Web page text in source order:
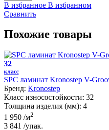
В избранное В избранном
Сравнить
Похожие товары
32
класс
SPC ламинат Kronostep V-
Бренд: Kronostep
Класс износостойкости: 32
Толщина изделия (мм): 4
1 950 /м2
3 841 /упак.